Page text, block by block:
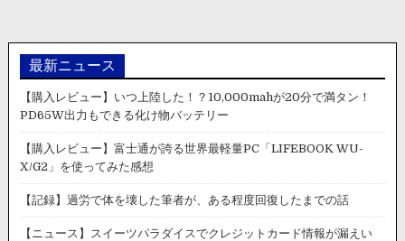
ゆ
卵
を
熟
か
固
ゆ
で
ま
最新ニュース
【購入レビュー】いつ上陸した！？10,000mahが20分で満タン！
PD65W出力もできる化け物バッテリー
【購入レビュー】富士通が誇る世界最軽量PC「LIFEBOOK WU-
X/G2」を使ってみた感想
【記録】過労で体を壊した筆者が、ある程度回復したまでの話
【ニュース】スイーツパラダイスでクレジットカード情報が漏えい